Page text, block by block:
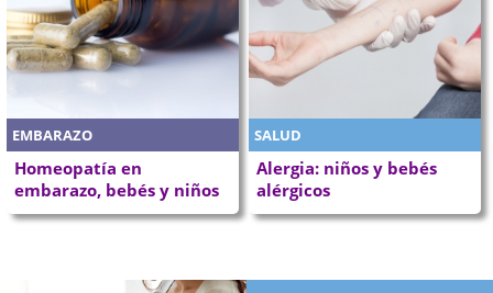
EMBARAZO
Homeopatía en
embarazo, bebés y niños
SALUD
Alergia: niños y bebés
alérgicos